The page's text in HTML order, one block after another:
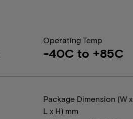
Operating Temp
-40C to +85C
Package Dimension (W x
L x H) mm